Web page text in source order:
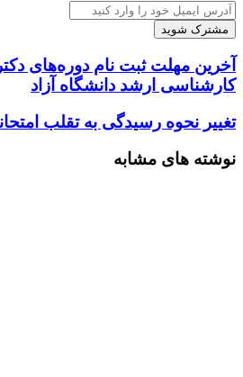
آدرس
ایمیل
خود
را
وارد
کنید
آخرین
مهلت
ثبت
نام
دوره‌های
تخصصی
آخرین مهلت ثبت نام دوره‌های
کارشناسی ارشد دانشگاه آزاد
تغییر
رسیدگی
به
تغییر نحوه رسیدگی به تقلب
نوشته های مشابه